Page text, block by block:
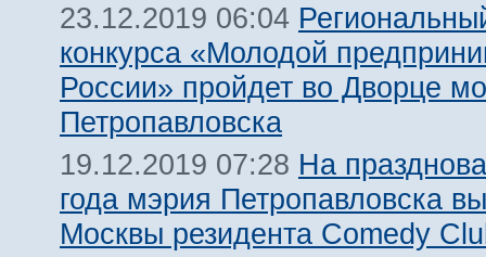
23.12.2019 06:04
конкурса «Молодой
России» пройдет во Дворце
Петропавловска
19.12.2019 07:28 На
года мэрия Петропавловска
Москвы резидента Comedy